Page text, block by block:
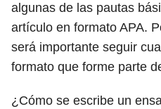
algunas de las pautas
artículo en formato APA.
será importante seguir
formato que forme parte
¿Cómo se escribe un